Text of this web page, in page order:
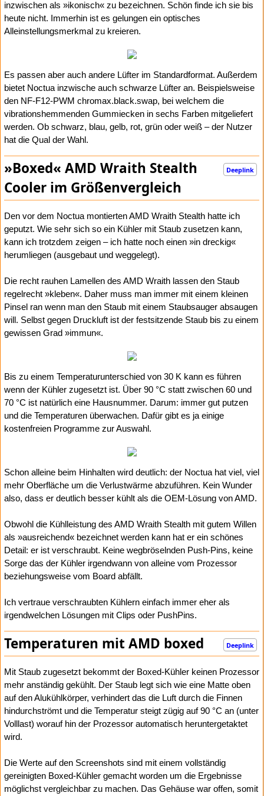
inzwischen als »ikonisch« zu bezeichnen. Schön finde ich sie bis
heute nicht. Immerhin ist es gelungen ein optisches
Alleinstellungsmerkmal zu kreieren.
Es passen aber auch andere Lüfter im Standardformat. Außerdem
bietet Noctua inzwische auch schwarze Lüfter an. Beispielsweise
den NF-F12-PWM chromax.black.swap, bei welchem die
vibrationshemmenden Gummiecken in sechs Farben mitgeliefert
werden. Ob schwarz, blau, gelb, rot, grün oder weiß – der Nutzer
hat die Qual der Wahl.
Deeplink
»Boxed« AMD Wraith Stealth
Cooler im Größenvergleich
Den vor dem Noctua montierten AMD Wraith Stealth hatte ich
geputzt. Wie sehr sich so ein Kühler mit Staub zusetzen kann,
kann ich trotzdem zeigen – ich hatte noch einen »in dreckig«
herumliegen (ausgebaut und weggelegt).
Die recht rauhen Lamellen des AMD Wraith lassen den Staub
regelrecht »kleben«. Daher muss man immer mit einem kleinen
Pinsel ran wenn man den Staub mit einem Staubsauger absaugen
will. Selbst gegen Druckluft ist der festsitzende Staub bis zu einem
gewissen Grad »immun«.
Bis zu einem Temperaturunterschied von 30 K kann es führen
wenn der Kühler zugesetzt ist. Über 90 °C statt zwischen 60 und
70 °C ist natürlich eine Hausnummer. Darum: immer gut putzen
und die Temperaturen überwachen. Dafür gibt es ja einige
kostenfreien Programme zur Auswahl.
Schon alleine beim Hinhalten wird deutlich: der Noctua hat viel, viel
mehr Oberfläche um die Verlustwärme abzuführen. Kein Wunder
also, dass er deutlich besser kühlt als die OEM-Lösung von AMD.
Obwohl die Kühlleistung des AMD Wraith Stealth mit gutem Willen
als »ausreichend« bezeichnet werden kann hat er ein schönes
Detail: er ist verschraubt. Keine wegbröselnden Push-Pins, keine
Sorge das der Kühler irgendwann von alleine vom Prozessor
beziehungsweise vom Board abfällt.
Ich vertraue verschraubten Kühlern einfach immer eher als
irgendwelchen Lösungen mit Clips oder PushPins.
Deeplink
Temperaturen mit AMD boxed
Mit Staub zugesetzt bekommt der Boxed-Kühler keinen Prozessor
mehr anständig gekühlt. Der Staub legt sich wie eine Matte oben
auf den Alukühlkörper, verhindert das die Luft durch die Finnen
hindurchströmt und die Temperatur steigt zügig auf 90 °C an (unter
Volllast) worauf hin der Prozessor automatisch heruntergetaktet
wird.
Die Werte auf den Screenshots sind mit einem vollständig
gereinigten Boxed-Kühler gemacht worden um die Ergebnisse
möglichst vergleichbar zu machen. Das Gehäuse war offen, somit